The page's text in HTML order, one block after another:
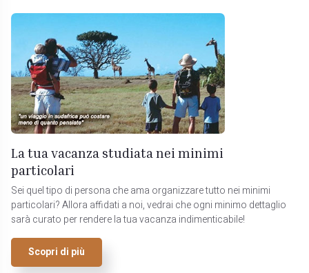
La tua vacanza studiata nei minimi
particolari
Sei quel tipo di persona che ama organizzare tutto nei minimi
particolari? Allora affidati a noi, vedrai che ogni minimo dettaglio
sarà curato per rendere la tua vacanza indimenticabile!
Scopri di più